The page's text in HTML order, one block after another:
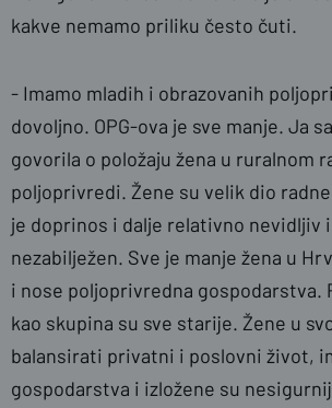
kakve nemamo priliku često čuti.
- Imamo mladih i obrazovanih
dovoljno. OPG-ova je sve manje. Ja
govorila o položaju žena u ruralnom
poljoprivredi. Žene su velik dio
je doprinos i dalje relativno nevidljiv
nezabilježen. Sve je manje žena u
i nose poljoprivredna gospodarstva.
kao skupina su sve starije. Žene u
balansirati privatni i poslovni život,
gospodarstva i izložene su